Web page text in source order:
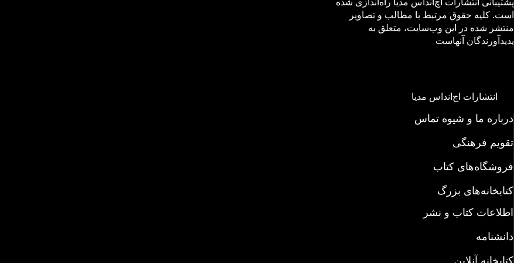
پشتیبانی انتشارات اچ‌اند‌اس مدیا راه‌اندازی شده
است. کلیه حقوق مرتبط با مطالب و تصاویر
منتشر شده در این وب‌سایت، متعلق به
پدیدآورندگان آنهاست
انتشارات اچ‌اند‌اس مدیا
درباره ما و شیوه تماس
تقویم فرهنگی
فروشگاه‌های کتاب
کتابخانه‌های بزرگ
اطلاعات کتاب و نشر
دانشنامه
کتابخانه آنلاین